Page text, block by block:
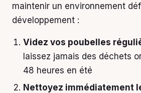
maintenir un environnement
développement :
Videz vos poubelles
laissez jamais des déchets
48 heures en été
Nettoyez immédiatement